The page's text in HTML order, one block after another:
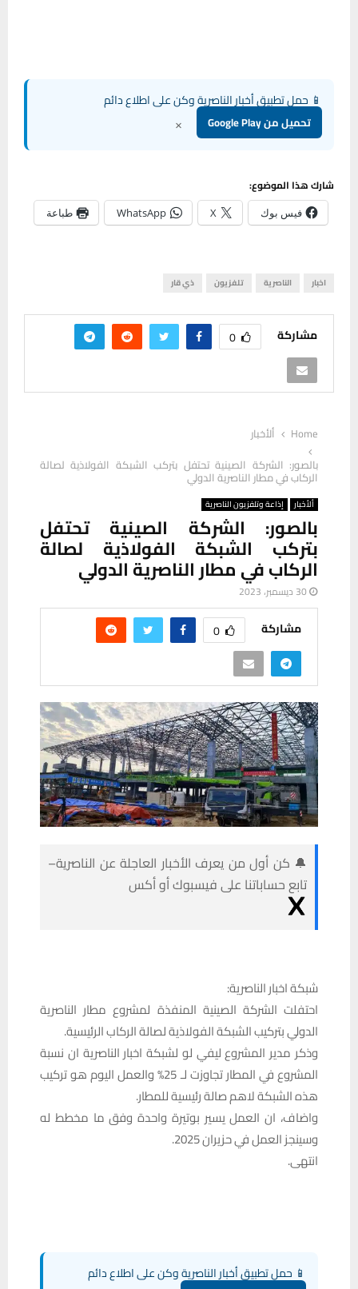
📱 حمل تطبيق أخبار الناصرية وكن على اطلاع دائم
تحميل من Google Play ×
شارك هذا الموضوع:
فيس بوك X
WhatsApp طباعة
اخبار الناصرية تلفزيون ذي قار
مشاركة 0
Home
ألأخبار
بالصور: الشركة الصينية تحتفل بتركب الشبكة الفولاذية لصالة
الركاب في مطار الناصرية الدولي
ألأخبار إذاعة وتلفزيون الناصرية
بالصور: الشركة الصينية تحتفل
بتركب الشبكة الفولاذية لصالة
الركاب في مطار الناصرية الدولي
30 ديسمبر، 2023
مشاركة 0
🔔 كن أول من يعرف الأخبار العاجلة عن الناصرية–
تابع حساباتنا على فيسبوك أو أكس
شبكة اخبار الناصرية:
احتفلت الشركة الصينية المنفذة لمشروع مطار الناصرية
الدولي بتركيب الشبكة الفولاذية لصالة الركاب الرئيسية.
وذكر مدير المشروع ليفي لو لشبكة اخبار الناصرية ان نسبة
المشروع في المطار تجاوزت لـ 25% والعمل اليوم هو تركيب
هذه الشبكة لاهم صالة رئيسية للمطار.
واضاف، ان العمل يسير بوتيرة واحدة وفق ما مخطط له
وسينجز العمل في حزيران 2025.
انتهى.
📱 حمل تطبيق أخبار الناصرية وكن على اطلاع دائم